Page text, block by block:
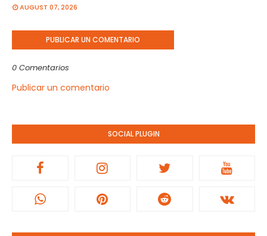
AUGUST 07, 2026
PUBLICAR UN COMENTARIO
0 Comentarios
Publicar un comentario
SOCIAL PLUGIN